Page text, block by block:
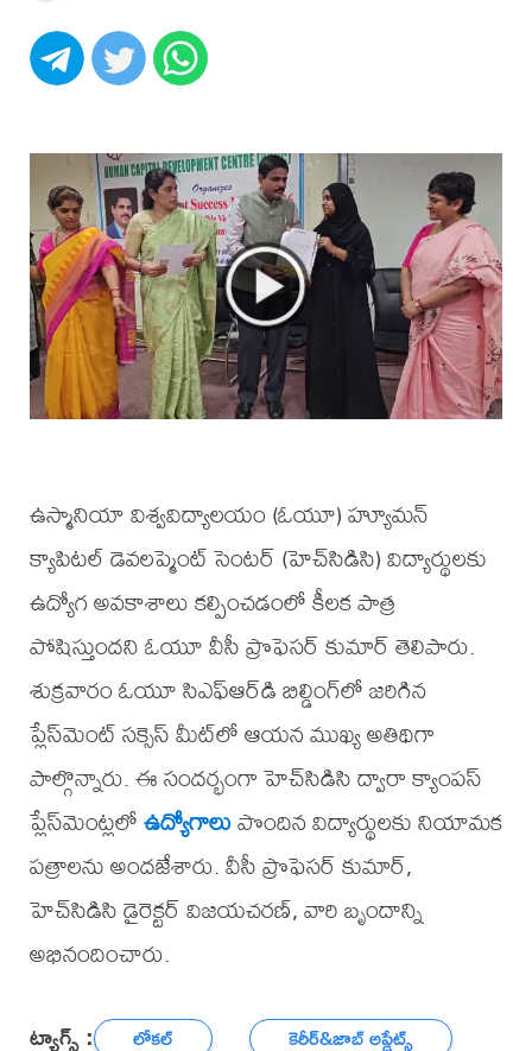
ఉస్మానియా విశ్వవిద్యాలయం (ఓయూ) హ్యూమన్
క్యాపిటల్ డెవలప్మెంట్ సెంటర్ (హెచ్‌సిడిసి) విద్యార్థులకు
ఉద్యోగ అవకాశాలు కల్పించడంలో కీలక పాత్ర
పోషిస్తుందని ఓయూ వీసీ ప్రొఫెసర్ కుమార్ తెలిపారు.
శుక్రవారం ఓయూ సిఎఫ్‌ఆర్‌డి బిల్డింగ్‌లో జరిగిన
ప్లేస్‌మెంట్ సక్సెస్ మీట్‌లో ఆయన ముఖ్య అతిథిగా
పాల్గొన్నారు. ఈ సందర్భంగా హెచ్‌సిడిసి ద్వారా క్యాంపస్
ప్లేస్‌మెంట్లలోఉద్యోగాలుపొందిన విద్యార్థులకు నియామక
పత్రాలను అందజేశారు. వీసీ ప్రొఫెసర్ కుమార్,
హెచ్‌సిడిసి డైరెక్టర్ విజయచరణ్, వారి బృందాన్ని
అభినందించారు.
ట్యాగ్స్ : లోకల్ కెరీర్‌&జాబ్ అప్డేట్స్